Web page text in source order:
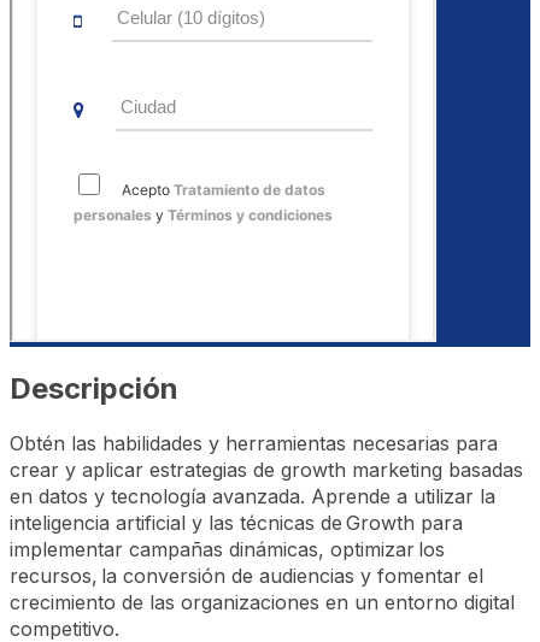
Descripción
Obtén las habilidades y herramientas necesarias para
crear y aplicar estrategias de growth marketing basadas
en datos y tecnología avanzada. Aprende a utilizar la
inteligencia artificial y las técnicas de Growth para
implementar campañas dinámicas, optimizar los
recursos, la conversión de audiencias y fomentar el
crecimiento de las organizaciones en un entorno digital
competitivo.